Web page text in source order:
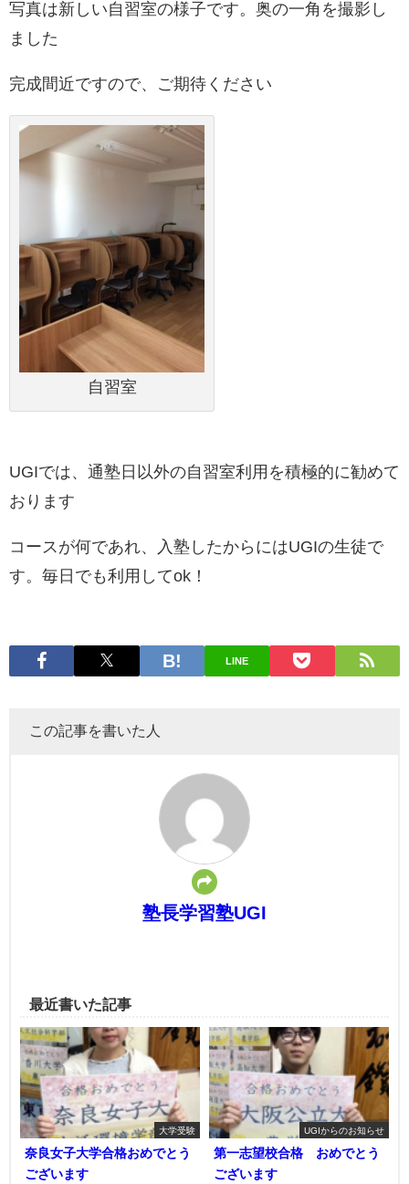
写真は新しい自習室の様子です。奥の一角を撮影し
ました
完成間近ですので、ご期待ください
自習室
UGIでは、通塾日以外の自習室利用を積極的に勧めて
おります
コースが何であれ、入塾したからにはUGIの生徒で
す。毎日でも利用してok！
LINE
この記事を書いた人
塾長学習塾UGI
最近書いた記事
大学受験
奈良女子大学合格おめでとう
ございます
UGIからのお知らせ
第一志望校合格 おめでとう
ございます